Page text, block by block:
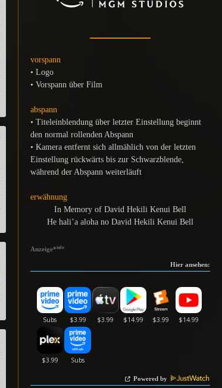
vorspann
• Logo
• Vorspann über Film
abspann
• Titeleinblendung über letzter Einstellung beginnt
den normal rollenden Abspann
• Kamera entfernt sich allmählich von der letzten
Einstellung rückwärts bis zur Schwarzblende,
während der Abspann weiterläuft
erwähnung
In Memory of David Hekili Kenui Bell
He hali’a aloha no David Hekili Kenui Bell
Anzeige*info
Hier ansehen:
Powered by